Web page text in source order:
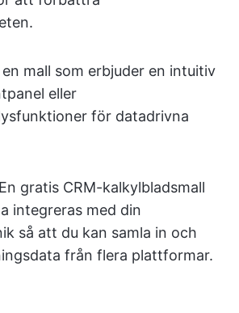
en mall som erbjuder en intuitiv
eller
för datadrivna
En gratis CRM-kalkylbladsmall
integreras med din
så att du kan samla in och
från flera plattformar.